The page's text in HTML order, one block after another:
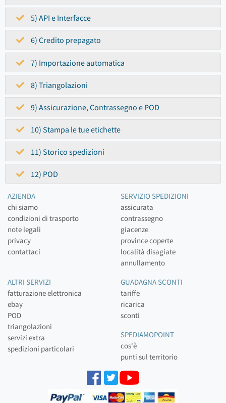
5) API e Interfacce
6) Credito prepagato
7) Importazione automatica
8) Triangolazioni
9) Assicurazione, Contrassegno e POD
10) Stampa le tue etichette
11) Storico spedizioni
12) POD
AZIENDA
chi siamo
condizioni di trasporto
note legali
privacy
contattaci
SERVIZIO SPEDIZIONI
assicurata
contrassegno
giacenze
province coperte
località disagiate
annullamento
ALTRI SERVIZI
fatturazione elettronica
ebay
POD
triangolazioni
servizi extra
spedizioni particolari
GUADAGNA SCONTI
tariffe
ricarica
sconti
SPEDIAMOPOINT
cos'è
punti sul territorio